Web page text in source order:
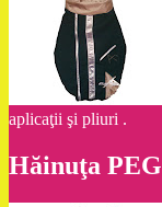
aplicaţii şi pliuri .
Hăinuţa